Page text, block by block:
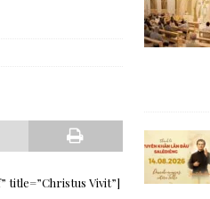
title=”Christus Vivit”]